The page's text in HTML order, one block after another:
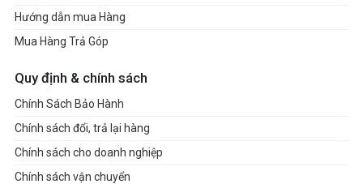
Hướng dẫn mua Hàng
Mua Hàng Trả Góp
Quy định & chính sách
Chính Sách Bảo Hành
Chính sách đổi, trả lại hàng
Chính sách cho doanh nghiệp
Chính sách vận chuyển